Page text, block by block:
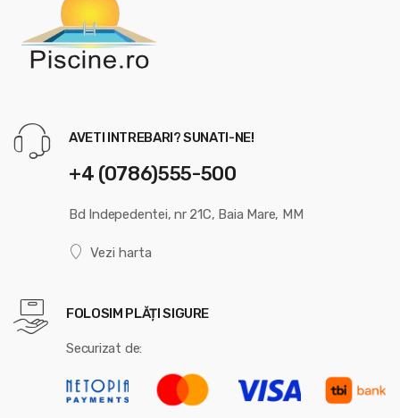
AVETI INTREBARI? SUNATI-NE!
+4 (0786)555-500
Bd Indepedentei, nr 21C, Baia Mare, MM
Vezi harta
FOLOSIM PLĂȚI SIGURE
Securizat de: